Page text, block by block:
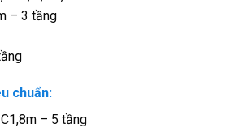
– 3 tầng
chuẩn:
– 5 tầng